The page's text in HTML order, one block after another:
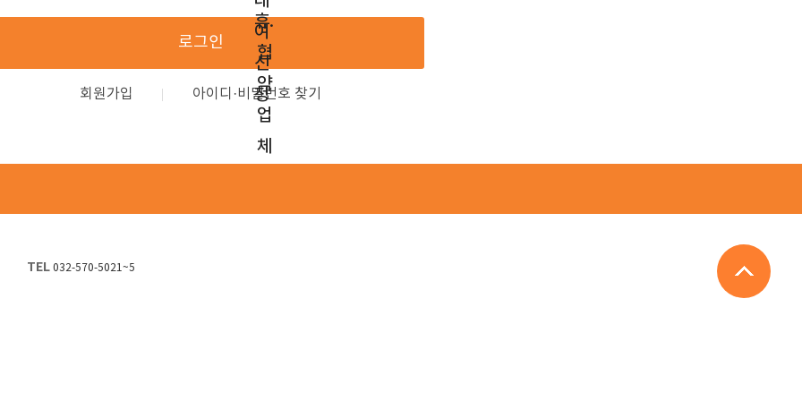
여
신
청
휴.
협
약
업
체
로그인
회원가입 아이디·비밀번호 찾기
TEL 032-570-5021~5